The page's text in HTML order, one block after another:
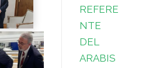
REFERE
NTE
DEL
ARABIS